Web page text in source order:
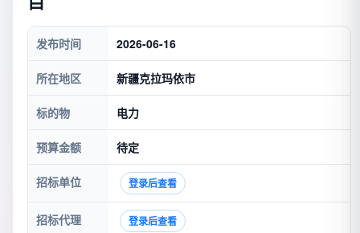
发布时间 2026-06-16
所在地区 新疆克拉玛依市
标的物 电力
预算金额 待定
招标单位 登录后查看
招标代理 登录后查看